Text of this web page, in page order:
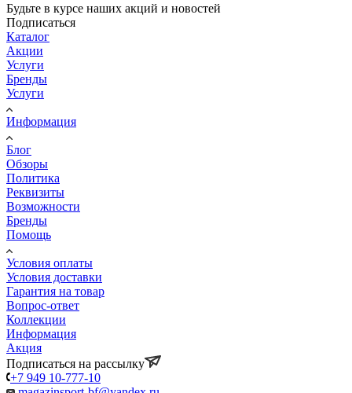
Будьте в курсе наших акций и новостей
Подписаться
Каталог
Акции
Услуги
Бренды
Услуги
Информация
Блог
Обзоры
Политика
Реквизиты
Возможности
Бренды
Помощь
Условия оплаты
Условия доставки
Гарантия на товар
Вопрос-ответ
Коллекции
Информация
Акция
Подписаться на рассылку
+7 949 10-777-10